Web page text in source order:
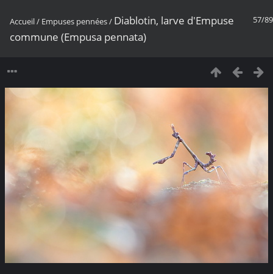
57/89
Accueil/ Empuses pennées/ Diablotin, larve d'Empuse
commune (Empusa pennata)